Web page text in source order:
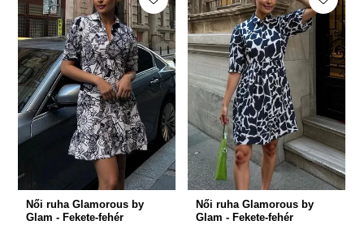
Női ruha Glamorous by
Glam - Fekete-fehér
Női ruha Glamorous by
Glam - Fekete-fehér